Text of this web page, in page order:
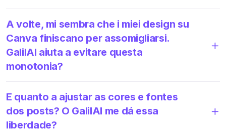
A volte, mi sembra che i miei design su
Canva finiscano per assomigliarsi.
GalilAI aiuta a evitare questa
monotonia?
E quanto a ajustar as cores e fontes
dos posts? O GalilAI me dá essa
liberdade?